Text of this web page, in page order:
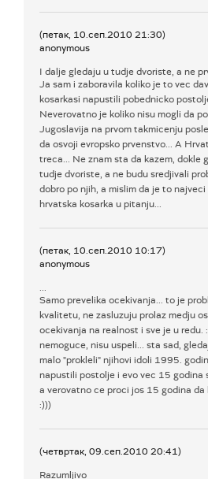
(петак, 10.сеп.2010 21:30)
anonymous
I dalje gledaju u tudje dvoriste, a ne
Ja sam i zaboravila koliko je to vec
kosarkasi napustili pobednicko
Neverovatno je koliko nisu mogli da
Jugoslavija na prvom takmicenju
da osvoji evropsko prvenstvo... A
treca... Ne znam sta da kazem, dokle
tudje dvoriste, a ne budu sredjivali
dobro po njih, a mislim da je to
hrvatska kosarka u pitanju...
(петак, 10.сеп.2010 10:17)
anonymous
...
Samo prevelika ocekivanja... to je
kvalitetu, ne zasluzuju prolaz medju
ocekivanja na realnost i sve je u redu.
nemoguce, nisu uspeli... sta sad,
malo "prokleli" njihovi idoli 1995.
napustili postolje i evo vec 15 godina
a verovatno ce proci jos 15 godina
:)))
(четвртак, 09.сеп.2010 20:41)
Razumljivo